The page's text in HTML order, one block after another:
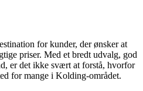
for kunder, der ønsker at
priser. Med et bredt udvalg, god
er det ikke svært at forstå, hvorfor
for mange i Kolding-området.